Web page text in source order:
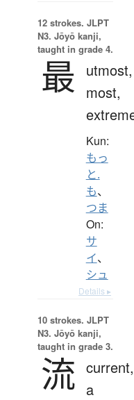
12 strokes. JLPT
N3. Jōyō kanji,
taught in grade 4.
最
utmost,
most,
Kun:
もっ
と.
も、
つま
On:
サ
イ、
シュ
Details ▸
10 strokes. JLPT
N3. Jōyō kanji,
taught in grade 3.
流 current,
a